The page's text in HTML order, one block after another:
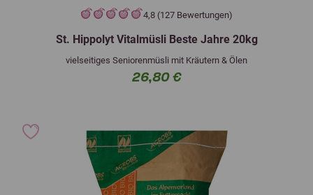
4,8 (127 Bewertungen)
St. Hippolyt Vitalmüsli Beste Jahre 20kg
vielseitiges Seniorenmüsli mit Kräutern & Ölen
26,80 €